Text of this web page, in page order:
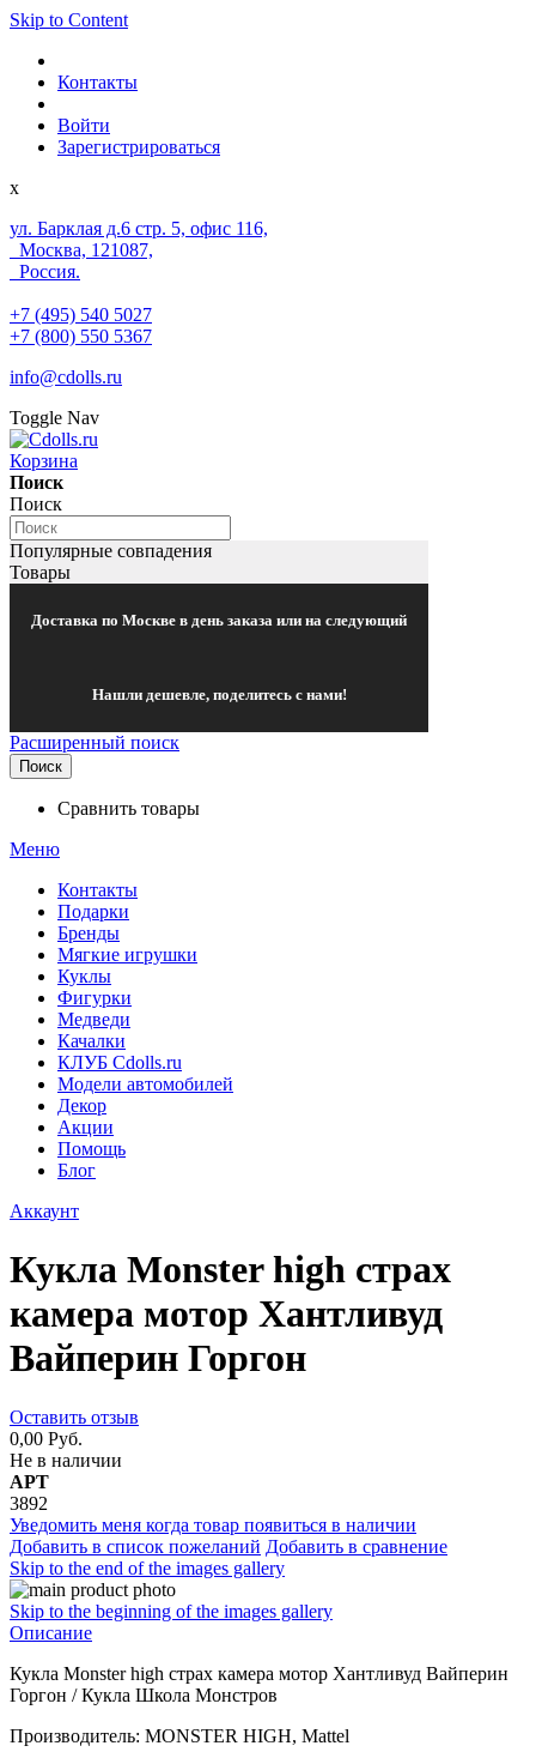
Skip to Content
Контакты
Войти
Зарегистрироваться
x
ул. Барклая д.6 стр. 5, офис 116,
Москва, 121087,
Россия.
+7 (495) 540 5027
+7 (800) 550 5367
info@cdolls.ru
Toggle Nav
Корзина
Поиск
Поиск
Популярные совпадения
Товары
Доставка по Москве в день заказа или на следующий
Нашли дешевле, поделитесь с нами!
Расширенный поиск
Поиск
Сравнить товары
Меню
Контакты
Подарки
Бренды
Мягкие игрушки
Куклы
Фигурки
Медведи
Качалки
КЛУБ Cdolls.ru
Модели автомобилей
Декор
Акции
Помощь
Блог
Аккаунт
Кукла Monster high страх
камера мотор Хантливуд
Вайперин Горгон
Оставить отзыв
0,00 Руб.
Не в наличии
АРТ
3892
Уведомить меня когда товар появиться в наличии
Добавить в список пожеланий Добавить в сравнение
Skip to the end of the images gallery
Skip to the beginning of the images gallery
Описание
Кукла Monster high страх камера мотор Хантливуд Вайперин
Горгон / Кукла Школа Монстров
Производитель: MONSTER HIGH, Mattel